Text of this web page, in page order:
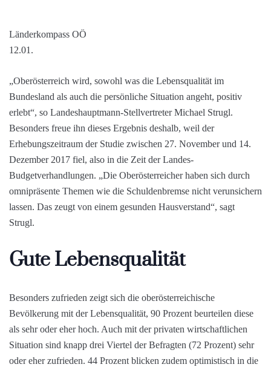
Länderkompass OÖ
12.01.
„Oberösterreich wird, sowohl was die Lebensqualität im
Bundesland als auch die persönliche Situation angeht, positiv
erlebt“, so Landeshauptmann-Stellvertreter Michael Strugl.
Besonders freue ihn dieses Ergebnis deshalb, weil der
Erhebungszeitraum der Studie zwischen 27. November und 14.
Dezember 2017 fiel, also in die Zeit der Landes-
Budgetverhandlungen. „Die Oberösterreicher haben sich durch
omnipräsente Themen wie die Schuldenbremse nicht verunsichern
lassen. Das zeugt von einem gesunden Hausverstand“, sagt
Strugl.
Gute Lebensqualität
Besonders zufrieden zeigt sich die oberösterreichische
Bevölkerung mit der Lebensqualität, 90 Prozent beurteilen diese
als sehr oder eher hoch. Auch mit der privaten wirtschaftlichen
Situation sind knapp drei Viertel der Befragten (72 Prozent) sehr
oder eher zufrieden. 44 Prozent blicken zudem optimistisch in die